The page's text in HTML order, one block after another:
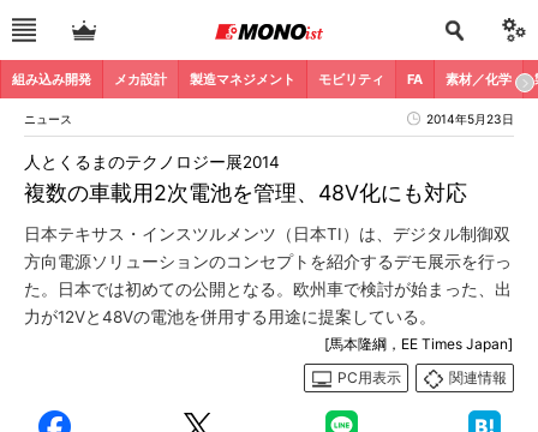
組み込み開発 メカ設計 製造マネジメント モビリティ FA 素材／化学
ニュース 2014年5月23日
複数の車載用2次電池を管理、48V化にも対応
人とくるまのテクノロジー展2014
日本テキサス・インスツルメンツ（日本TI）は、デジタル制御双
方向電源ソリューションのコンセプトを紹介するデモ展示を行っ
た。日本では初めての公開となる。欧州車で検討が始まった、出
力が12Vと48Vの電池を併用する用途に提案している。
[馬本隆綱，EE Times Japan]
PC用表示
関連情報